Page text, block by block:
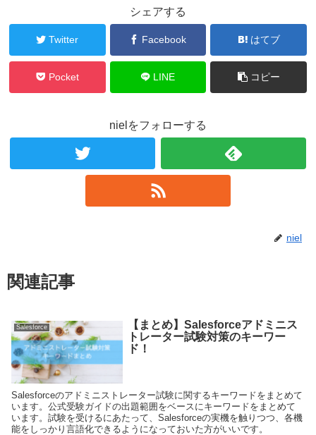
シェアする
Twitter Facebook はてブ
Pocket LINE コピー
nielをフォローする
niel
関連記事
Salesforce
【まとめ】Salesforceアドミニス
トレーター試験対策のキーワー
ド！
Salesforceのアドミニストレーター試験に関するキーワードをまとめて
います。公式受験ガイドの出題範囲をベースにキーワードをまとめて
います。試験を受けるにあたって、Salesforceの実機を触りつつ、各機
能をしっかり言語化できるようになっておいた方がいいです。